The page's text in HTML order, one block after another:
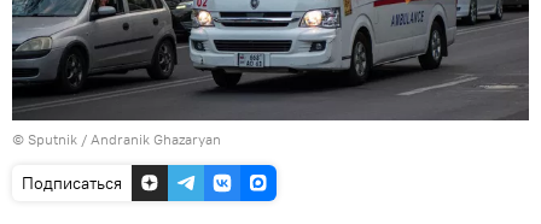
© Sputnik / Andranik Ghazaryan
Подписаться